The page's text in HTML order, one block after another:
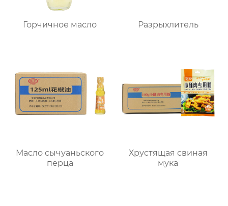
Горчичное масло Разрыхлитель
Масло сычуаньского
перца
Хрустящая свиная
мука